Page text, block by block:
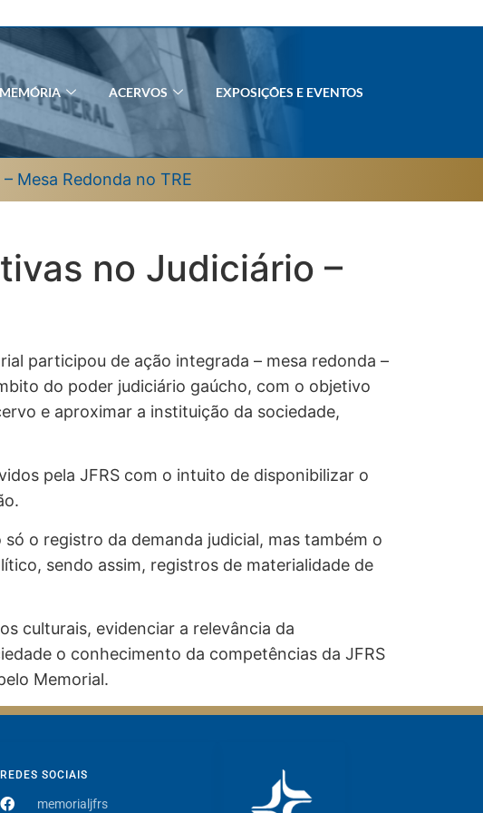
ACERVOS EXPOSIÇÕES E EVENTOS
Mesa Redonda no TRE
no Judiciário –
participou de ação integrada – mesa redonda –
do poder judiciário gaúcho, com o objetivo
e aproximar a instituição da sociedade,
pela JFRS com o intuito de disponibilizar o
o registro da demanda judicial, mas também o
sendo assim, registros de materialidade de
culturais, evidenciar a relevância da
o conhecimento da competências da JFRS
Memorial.
REDES SOCIAIS
memorialjfrs